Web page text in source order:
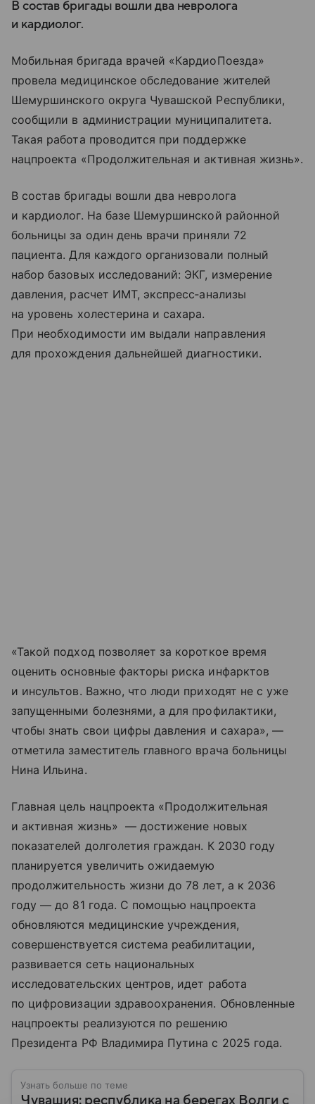
В состав бригады вошли два невролога
и кардиолог.
Мобильная бригада врачей «КардиоПоезда»
провела медицинское обследование жителей
Шемуршинского округа Чувашской Республики,
сообщили в администрации муниципалитета.
Такая работа проводится при поддержке
нацпроекта «Продолжительная и активная жизнь».
В состав бригады вошли два невролога
и кардиолог. На базе Шемуршинской районной
больницы за один день врачи приняли 72
пациента. Для каждого организовали полный
набор базовых исследований: ЭКГ, измерение
давления, расчет ИМТ, экспресс‑анализы
на уровень холестерина и сахара.
При необходимости им выдали направления
для прохождения дальнейшей диагностики.
«Такой подход позволяет за короткое время
оценить основные факторы риска инфарктов
и инсультов. Важно, что люди приходят не с уже
запущенными болезнями, а для профилактики,
чтобы знать свои цифры давления и сахара», —
отметила заместитель главного врача больницы
Нина Ильина.
Главная цель нацпроекта «Продолжительная
и активная жизнь» — достижение новых
показателей долголетия граждан. К 2030 году
планируется увеличить ожидаемую
продолжительность жизни до 78 лет, а к 2036
году — до 81 года. С помощью нацпроекта
обновляются медицинские учреждения,
совершенствуется система реабилитации,
развивается сеть национальных
исследовательских центров, идет работа
по цифровизации здравоохранения. Обновленные
нацпроекты реализуются по решению
Президента РФ Владимира Путина с 2025 года.
Узнать больше по теме
Чувашия: республика на берегах Волги с